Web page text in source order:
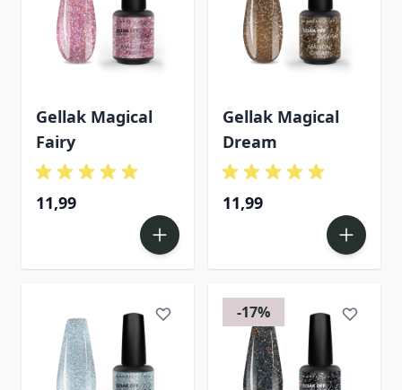
Gellak Magical
Fairy
11,99
Gellak Magical
Dream
11,99
-17%